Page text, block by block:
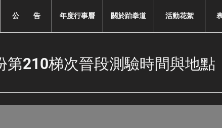
公 告 年度行事曆 關於跆拳道 活動花絮
第210梯次晉段測驗時間與地點